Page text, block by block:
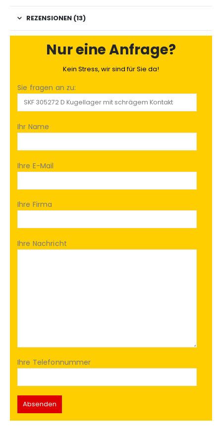
REZENSIONEN (13)
Nur eine Anfrage?
Kein Stress, wir sind für Sie da!
Sie fragen an zu:
Ihr Name
Ihre E-Mail
Ihre Firma
Ihre Nachricht
Ihre Telefonnummer